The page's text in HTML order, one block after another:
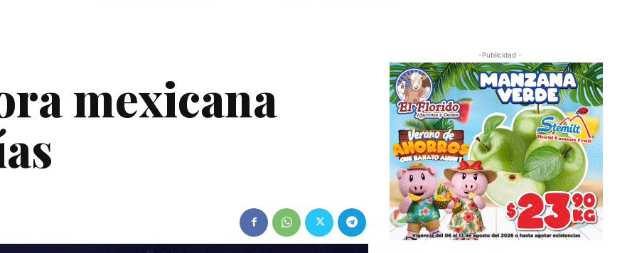
mexicana
-Publicidad -